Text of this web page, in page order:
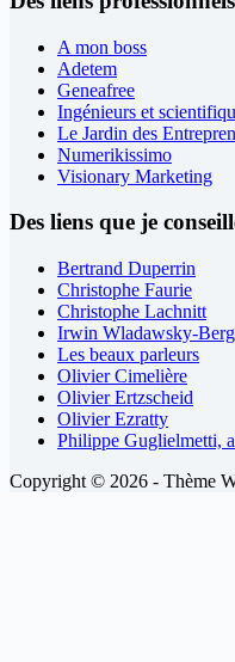
A mon boss
Adetem
Geneafree
Ingénieurs et
Le Jardin des
Numerikissimo
Visionary Marketing
Des liens que je
Bertrand Duperrin
Christophe Faurie
Christophe Lachnitt
Irwin Wladawsky-
Les beaux parleurs
Olivier Cimelière
Olivier Ertzscheid
Olivier Ezratty
Philippe Guglielmetti,
Copyright © 2026 - Thème